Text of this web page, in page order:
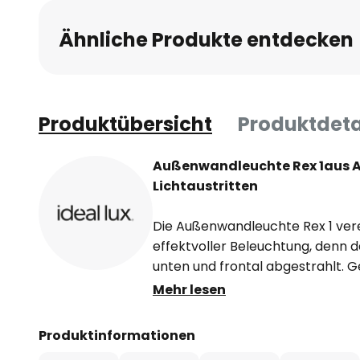
Ähnliche Produkte entdecken
Produktübersicht
Außenwandleuchte Rex
Lichtaustritten
Die Außenwandleuchte Rex 1
effektvoller Beleuchtung, denn
unten und frontal abgestrahlt.
Aluminiumdruckguss und Acryl,
Qualität. Die Schutzart IP44
Mehr lesen
Produktinformationen